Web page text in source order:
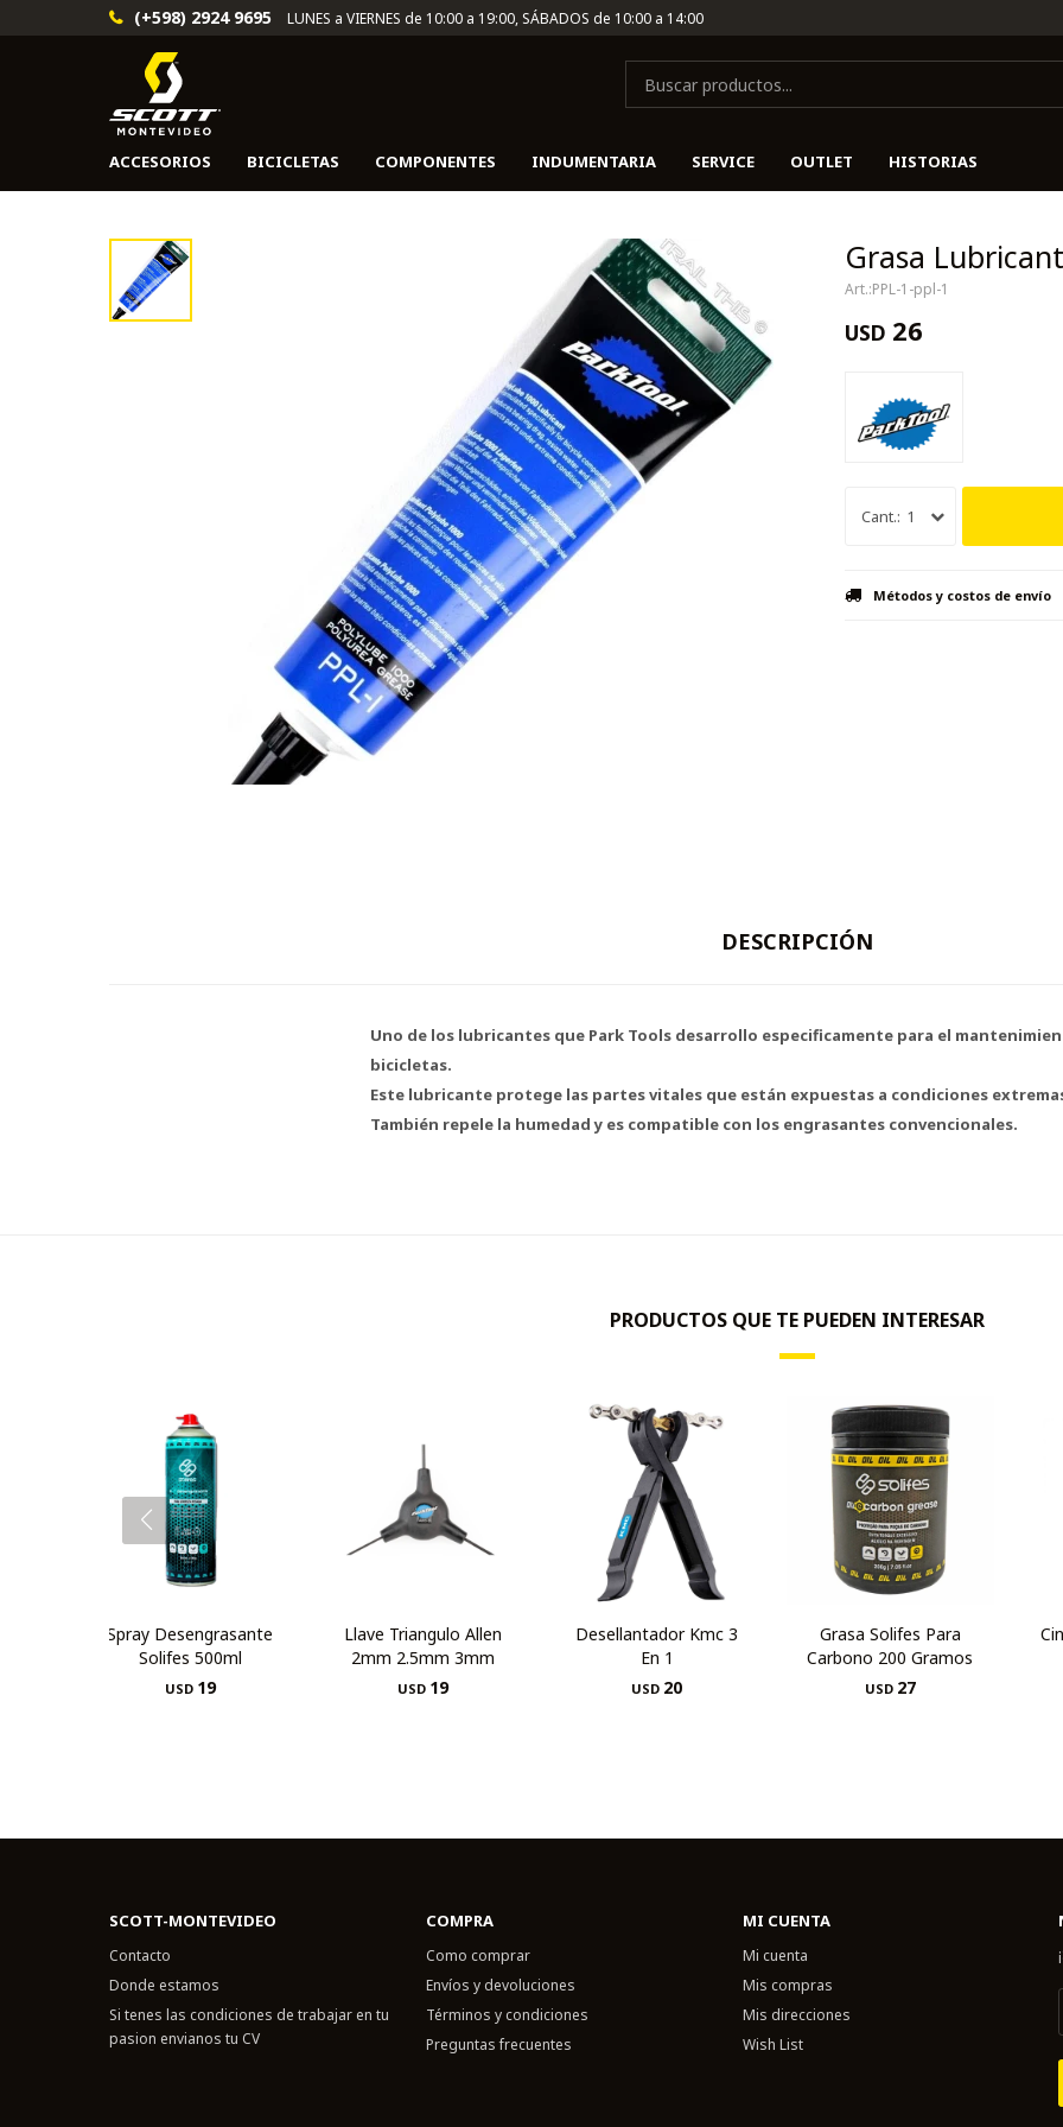
ACCESORIOS BICICLETAS COMPONENTES INDUMENTARIA SERVICE OUTLET HISTORIAS
(+598) 2924 9695 LUNES a VIERNES de 10:00 a 19:00, SÁBADOS de 10:00 a 14:00
Grasa
PPL-1-ppl-1
USD 26
1
Métodos y costos de envío
DESCRIPCIÓN
Uno de los lubricantes que Park Tools desarrollo especificamente para el
bicicletas.
Este lubricante protege las partes vitales que están expuestas a condiciones
También repele la humedad y es compatible con los engrasantes convencionales.
PRODUCTOS QUE TE PUEDEN INTERESAR
Spray Desengrasante
Solifes 500ml
USD 19
Llave Triangulo Allen
2mm 2.5mm 3mm
USD 19
Desellantador Kmc 3
En 1
USD 20
Grasa Solifes Para
Carbono 200 Gramos
USD 27
SCOTT-MONTEVIDEO
Contacto
Donde estamos
Si tenes las condiciones de trabajar en tu
pasion envianos tu CV
COMPRA
Como comprar
Envíos y devoluciones
Términos y condiciones
Preguntas frecuentes
MI CUENTA
Mi cuenta
Mis compras
Mis direcciones
Wish List